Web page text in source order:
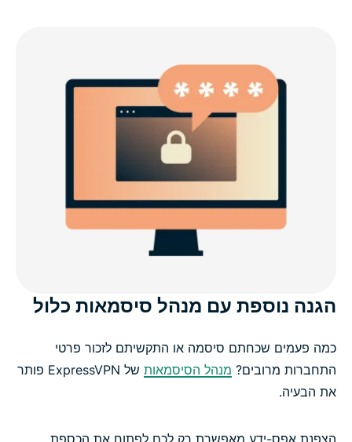
הגנה נוספת עם מנהל סיסמאות כלול
כמה פעמים שכחתם סיסמה או התקשיתם לזכור פרטי
התחברות מרובים? מנהל הסיסמאות
של ExpressVPN פותר
את הבעיה.